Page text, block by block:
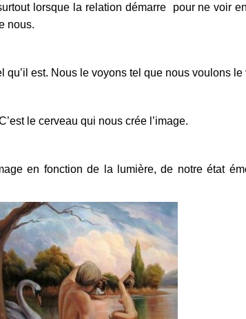
lorsque la relation démarre pour ne voir
nous.
qu’il est. Nous le voyons tel que nous voulons
le cerveau qui nous crée l’image.
en fonction de la lumière, de notre état